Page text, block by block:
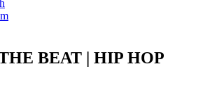
BEAT | HIP HOP